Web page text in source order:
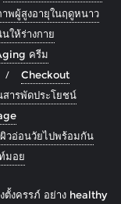
พผู้สูงอายุในฤดูหนาว
ให้ร่างกาย
ครีม
Checkout
ารพัดประโยชน์
วอ่อนวัยไปพร้อมกัน
มอย
ตั้งครรภ์ อย่าง healthy